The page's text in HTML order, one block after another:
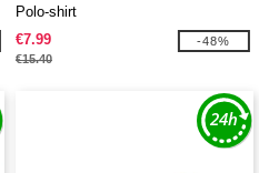
Polo-shirt
€7.99
€15.40
-48%